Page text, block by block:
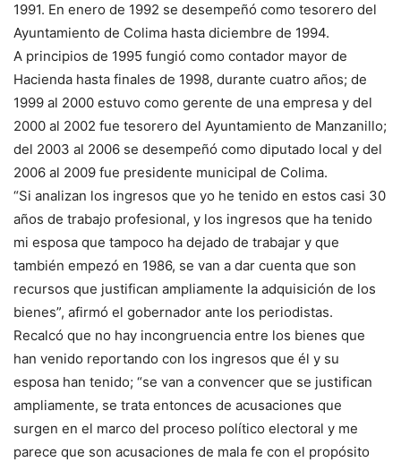
1991. En enero de 1992 se desempeñó como tesorero del
Ayuntamiento de Colima hasta diciembre de 1994.
A principios de 1995 fungió como contador mayor de
Hacienda hasta finales de 1998, durante cuatro años; de
1999 al 2000 estuvo como gerente de una empresa y del
2000 al 2002 fue tesorero del Ayuntamiento de Manzanillo;
del 2003 al 2006 se desempeñó como diputado local y del
2006 al 2009 fue presidente municipal de Colima.
“Si analizan los ingresos que yo he tenido en estos casi 30
años de trabajo profesional, y los ingresos que ha tenido
mi esposa que tampoco ha dejado de trabajar y que
también empezó en 1986, se van a dar cuenta que son
recursos que justifican ampliamente la adquisición de los
bienes”, afirmó el gobernador ante los periodistas.
Recalcó que no hay incongruencia entre los bienes que
han venido reportando con los ingresos que él y su
esposa han tenido; “se van a convencer que se justifican
ampliamente, se trata entonces de acusaciones que
surgen en el marco del proceso político electoral y me
parece que son acusaciones de mala fe con el propósito